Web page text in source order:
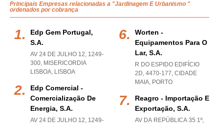
Principais Empresas relacionadas a "Jardinagem E Urbanismo "
ordenados por cobrança
Edp Gem Portugal,
S.a.
AV 24 DE JULHO 12, 1249-
300, MISERICORDIA
LISBOA, LISBOA
Edp Comercial -
Comercialização De
Energia, S.a.
AV 24 DE JULHO 12, 1249-
Worten -
Equipamentos Para O
Lar, S.a.
R DO ESPIDO EDIFÍCIO
2D, 4470-177, CIDADE
MAIA, PORTO
Reagro - Importação E
Exportação, S.a.
AV DA REPÚBLICA 35 1º,